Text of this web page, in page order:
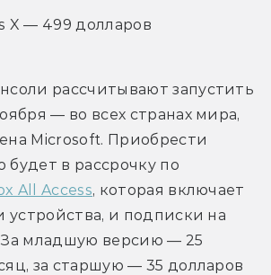
X — 499 долларов
рассчитывают запустить
— во всех странах мира,
Microsoft. Приобрести
будет в рассрочку по
All Access, которая включает
устройства, и подписки на
За младшую версию — 25
за старшую — 35 долларов